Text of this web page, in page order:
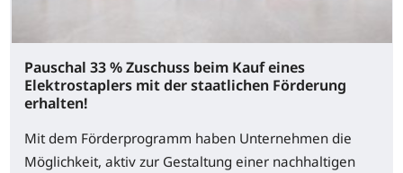
Pauschal 33 % Zuschuss beim Kauf eines
Elektrostaplers mit der staatlichen Förderung
erhalten!
Mit dem Förderprogramm haben Unternehmen die
Möglichkeit, aktiv zur Gestaltung einer nachhaltigen